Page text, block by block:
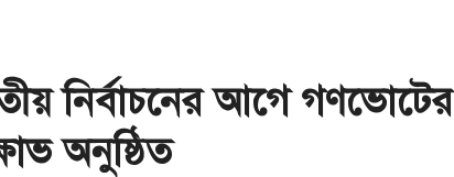
নির্বাচনের আগে গণভোটের
অনুষ্ঠিত